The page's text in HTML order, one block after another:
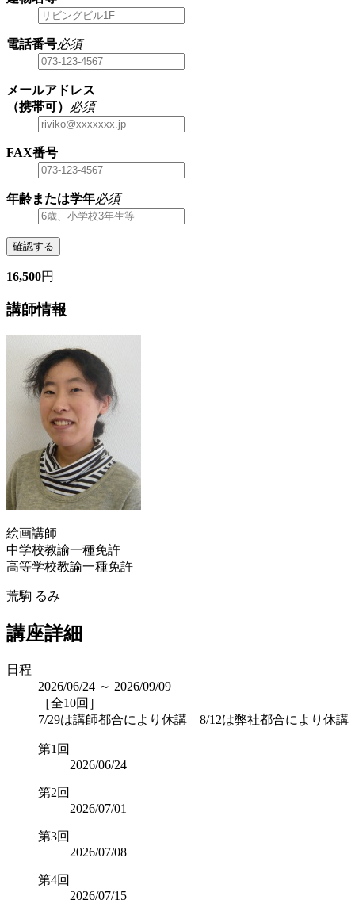
電話番号必須
メールアドレス
（携帯可）
必須
FAX番号
年齢または学年必須
確認する
16,500円
講師情報
絵画講師
中学校教諭一種免許
高等学校教諭一種免許
荒駒 るみ
講座詳細
日程
2026/06/24 ～ 2026/09/09
［全10回］
7/29は講師都合により休講 8/12は弊社都合により休講
第1回
2026/06/24
第2回
2026/07/01
第3回
2026/07/08
第4回
2026/07/15